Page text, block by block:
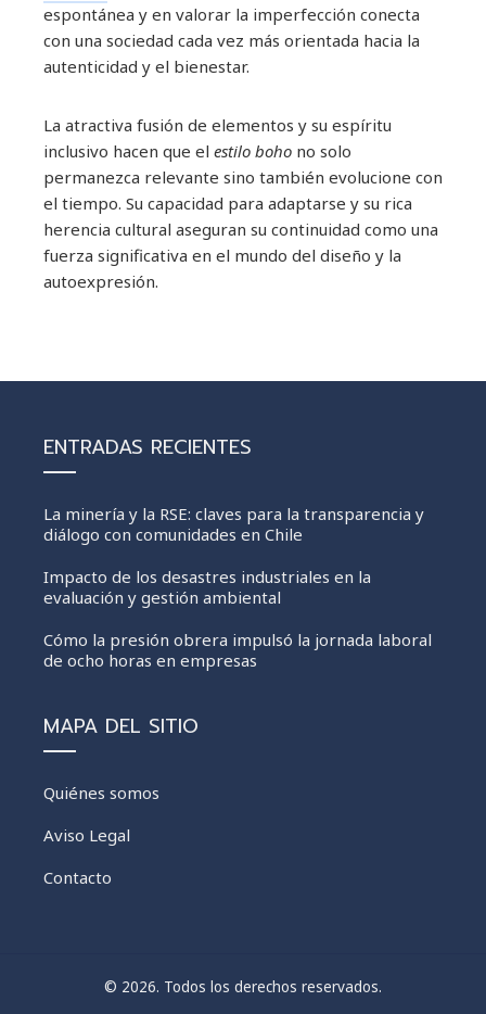
espontánea y en valorar la imperfección conecta
con una sociedad cada vez más orientada hacia la
autenticidad y el bienestar.
La atractiva fusión de elementos y su espíritu
inclusivo hacen que el estilo boho no solo
permanezca relevante sino también evolucione con
el tiempo. Su capacidad para adaptarse y su rica
herencia cultural aseguran su continuidad como una
fuerza significativa en el mundo del diseño y la
autoexpresión.
ENTRADAS RECIENTES
La minería y la RSE: claves para la transparencia y
diálogo con comunidades en Chile
Impacto de los desastres industriales en la
evaluación y gestión ambiental
Cómo la presión obrera impulsó la jornada laboral
de ocho horas en empresas
MAPA DEL SITIO
Quiénes somos
Aviso Legal
Contacto
© 2026. Todos los derechos reservados.